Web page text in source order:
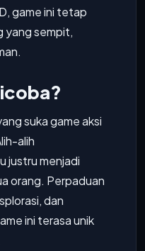
game ini tetap
yang sempit,
suka game aksi
alih
justru menjadi
orang. Perpaduan
dan
ini terasa unik